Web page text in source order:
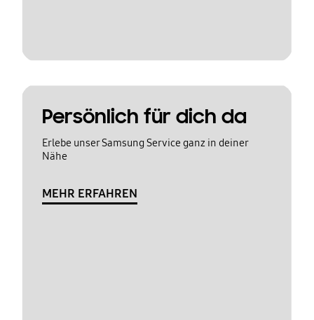
Persönlich für dich da
Erlebe unser Samsung Service ganz in deiner
Nähe
MEHR ERFAHREN